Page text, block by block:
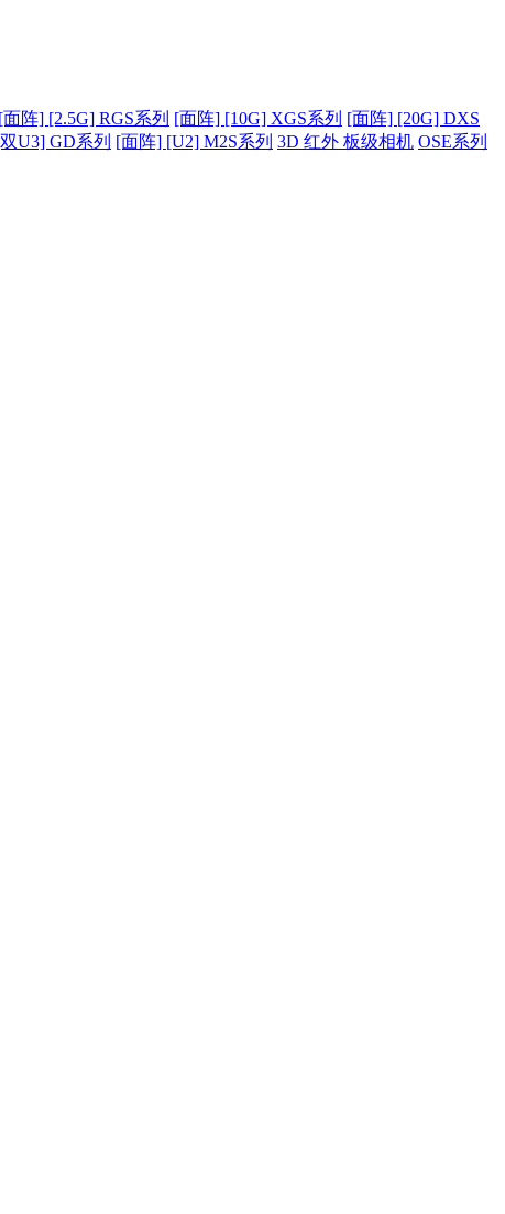
[面阵] [2.5G] RGS系列 [面阵] [10G] XGS系列 [面阵] [20G] DXS
U3] GD系列 [面阵] [U2] M2S系列 3D 红外 板级相机 OSE系列